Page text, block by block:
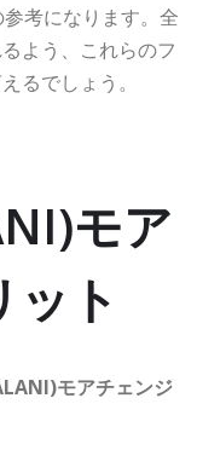
考になります。全
よう、これらのフ
るでしょう。
モア
ト
モアチェンジ